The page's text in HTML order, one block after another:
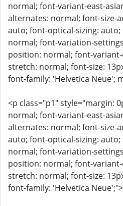
normal; font-variant-east-
alternates: normal; font-size-
auto; font-optical-sizing:
normal; font-variation-
position: normal; font-
stretch: normal; font-size:
font-family: 'Helvetica Neue';
<p class="p1" style="margin:
normal; font-variant-east-
alternates: normal; font-size-
auto; font-optical-sizing:
normal; font-variation-
position: normal; font-
stretch: normal; font-size:
font-family: 'Helvetica